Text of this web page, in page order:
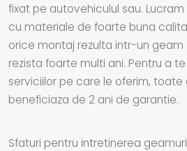
fixat pe autovehiculul sau.
cu materiale de foarte buna
orice montaj rezulta intr-un geam
rezista foarte multi ani. Pentru a
serviciilor pe care le oferim,
beneficiaza de 2 ani de garantie.
Sfaturi pentru intretinerea